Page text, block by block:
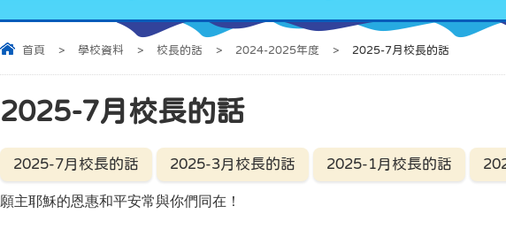
首頁 > 學校資料 > 校長的話 > 2024-2025年度 > 2025-7月校長的話
2025-7月校長的話
2025-7月校長的話 2025-3月校長的話 2025-1月校長的話
願主耶穌的恩惠和平安常與你們同在！